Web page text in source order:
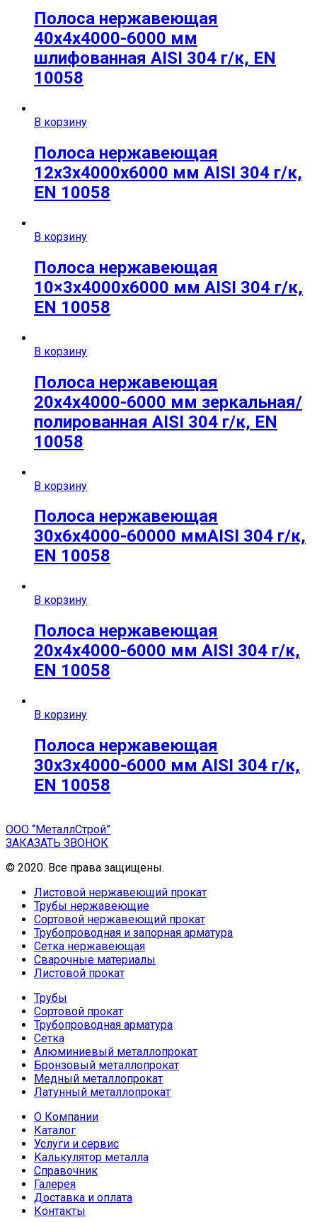
Полоса нержавеющая
40х4х4000-6000 мм
шлифованная AISI 304 г/к, EN
10058
В корзину
Полоса нержавеющая
12х3х4000х6000 мм AISI 304 г/к,
EN 10058
В корзину
Полоса нержавеющая
10×3х4000х6000 мм AISI 304 г/к,
EN 10058
В корзину
Полоса нержавеющая
20х4х4000-6000 мм зеркальная/
полированная AISI 304 г/к, EN
10058
В корзину
Полоса нержавеющая
30х6х4000-60000 ммAISI 304 г/к,
EN 10058
В корзину
Полоса нержавеющая
20х4х4000-6000 мм AISI 304 г/к,
EN 10058
В корзину
Полоса нержавеющая
30х3х4000-6000 мм AISI 304 г/к,
EN 10058
ООО “МеталлСтрой”
ЗАКАЗАТЬ ЗВОНОК
© 2020. Все права защищены.
Листовой нержавеющий прокат
Трубы нержавеющие
Сортовой нержавеющий прокат
Трубопроводная и запорная арматура
Сетка нержавеющая
Сварочные материалы
Листовой прокат
Трубы
Сортовой прокат
Трубопроводная арматура
Сетка
Алюминиевый металлопрокат
Бронзовый металлопрокат
Медный металлопрокат
Латунный металлопрокат
О Компании
Каталог
Услуги и сервис
Калькулятор металла
Справочник
Галерея
Доставка и оплата
Контакты